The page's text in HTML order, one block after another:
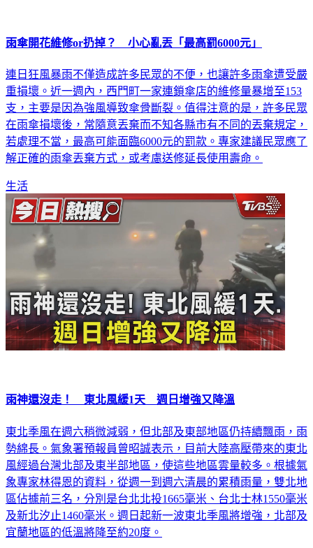
雨傘開花維修or扔掉？ 小心亂丟「最高罰6000元」
連日狂風暴雨不僅造成許多民眾的不便，也讓許多雨傘遭受嚴
重損壞。近一週內，西門町一家連鎖傘店的維修量暴增至153
支，主要是因為強風導致傘骨斷裂。值得注意的是，許多民眾
在雨傘損壞後，常隨意丟棄而不知各縣市有不同的丟棄規定，
若處理不當，最高可能面臨6000元的罰款。專家建議民眾應了
解正確的雨傘丟棄方式，或考慮送修延長使用壽命。
生活
雨神還沒走！ 東北風緩1天 週日增強又降溫
東北季風在週六稍微減弱，但北部及東部地區仍持續飄雨，雨
勢綿長。氣象署預報員曾昭誠表示，目前大陸高壓帶來的東北
風經過台灣北部及東半部地區，使這些地區雲量較多。根據氣
象專家林得恩的資料，從週一到週六清晨的累積雨量，雙北地
區佔據前三名，分別是台北北投1665毫米、台北士林1550毫米
及新北汐止1460毫米。週日起新一波東北季風將增強，北部及
宜蘭地區的低溫將降至約20度。